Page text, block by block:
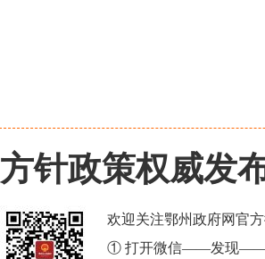
方针政策权威发
欢迎关注鄂州政府网官
① 打开微信——发现——